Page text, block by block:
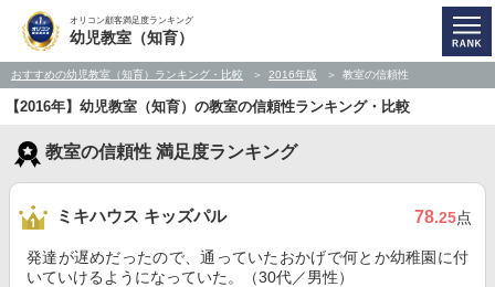
オリコン顧客満足度ランキング
幼児教室（知育）
おすすめの幼児教室（知育）ランキング・比較 2016年版 教室の信頼性
【2016年】幼児教室（知育）の教室の信頼性ランキング・比較
教室の信頼性 満足度ランキング
ミキハウス キッズパル 78.25点
発達が遅めだったので、通っていたおかげで何とか幼稚園に付
いていけるようになっていた。（30代／男性）